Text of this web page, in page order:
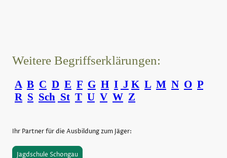
Weitere Begriffserklärungen:
A B C D E F G H I J K L M N O P
R S Sch St T U V W Z
Ihr Partner für die Ausbildung zum Jäger:
Jagdschule Schongau